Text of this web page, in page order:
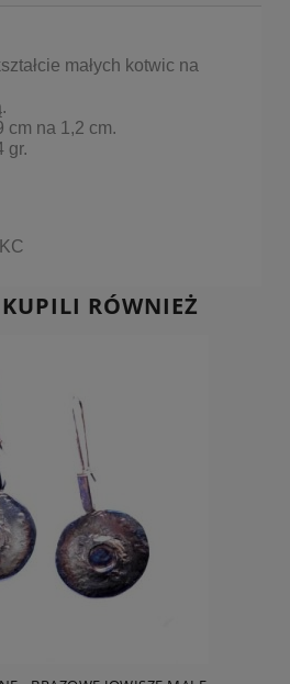
małych kotwic na
na 1,2 cm.
gr.
RÓWNIEŻ